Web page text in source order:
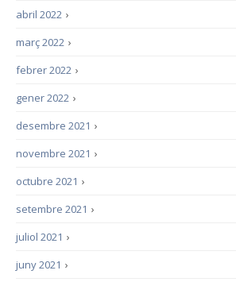
›
abril 2022
›
març 2022
›
febrer 2022
›
gener 2022
›
desembre 2021
›
novembre 2021
›
octubre 2021
›
setembre 2021
›
juliol 2021
›
juny 2021